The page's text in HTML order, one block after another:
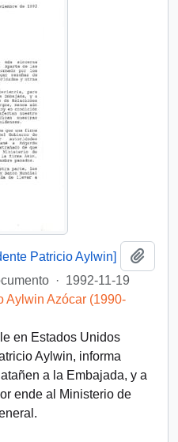
Patricio Aylwin]
· 1992-11-19
Aylwin Azócar (1990-
en Estados Unidos
Aylwin, informa
a la Embajada, y a
ende al Ministerio de